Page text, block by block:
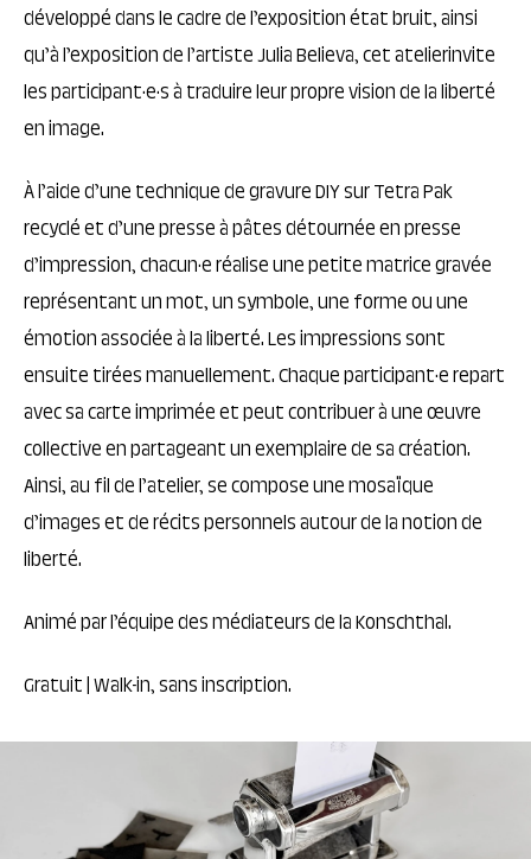
développé dans le cadre de l’exposition état bruit, ainsi
qu’à l’exposition de l’artiste Julia Believa, cet atelierinvite
les participant·e·s à traduire leur propre vision de la liberté
en image.
À l’aide d’une technique de gravure DIY sur Tetra Pak
recyclé et d’une presse à pâtes détournée en presse
d’impression, chacun·e réalise une petite matrice gravée
représentant un mot, un symbole, une forme ou une
émotion associée à la liberté. Les impressions sont
ensuite tirées manuellement. Chaque participant·e repart
avec sa carte imprimée et peut contribuer à une œuvre
collective en partageant un exemplaire de sa création.
Ainsi, au fil de l’atelier, se compose une mosaïque
d’images et de récits personnels autour de la notion de
liberté.
Animé par l’équipe des médiateurs de la Konschthal.
Gratuit | Walk-in, sans inscription.